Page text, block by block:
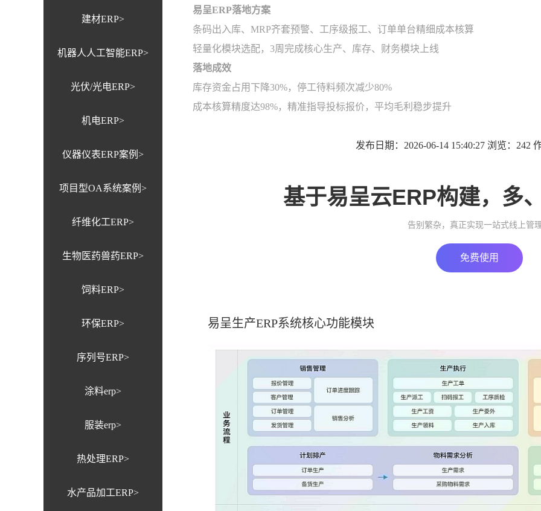
建材ERP>
机器人人工智能ERP>
光伏/光电ERP>
机电ERP>
仪器仪表ERP案例>
项目型OA系统案例>
纤维化工ERP>
生物医药兽药ERP>
饲料ERP>
环保ERP>
序列号ERP>
涂料erp>
服装erp>
热处理ERP>
水产品加工ERP>
易呈ERP落地方案
条码出入库、MRP齐套预警、工序级报工、订单单台精细成本核算
轻量化模块选配，3周完成核心生产、库存、财务模块上线
落地成效
库存资金占用下降30%，停工待料频次减少80%
成本核算精度达98%，精准指导投标报价，平均毛利稳步提升
发布日期：2026-06-14 15:40:27 浏览：242
基于易呈云ERP构建，多
告别繁杂，真正实现一站式线上管
免费使用
易呈生产ERP系统核心功能模块